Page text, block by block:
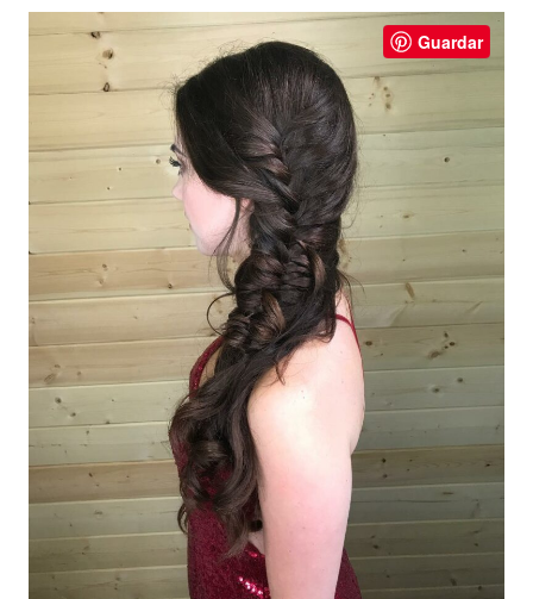
Guardar